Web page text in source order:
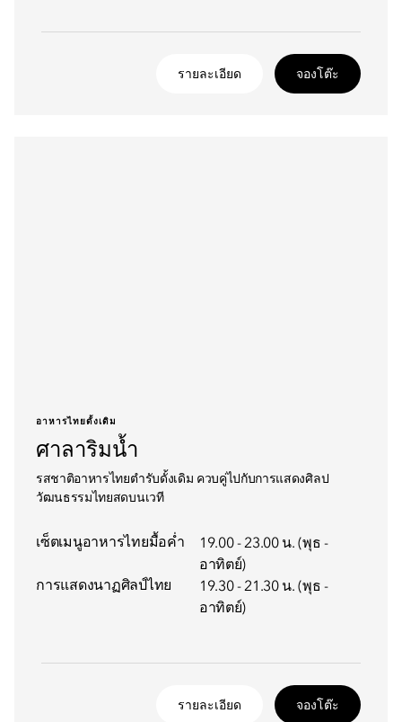
รายละเอียด จองโต๊ะ
อาหารไทยดั้งเดิม
ศาลาริมน้ำ
รสชาติอาหารไทยตำรับดั้งเดิม ควบคู่ไปกับการแสดงศิลป
วัฒนธรรมไทยสดบนเวที
เซ็ตเมนูอาหารไทยมื้อค่ำ
19.00 - 23.00 น. (พุธ -
อาทิตย์)
การแสดงนาฏศิลป์ไทย
19.30 - 21.30 น. (พุธ -
อาทิตย์)
รายละเอียด จองโต๊ะ